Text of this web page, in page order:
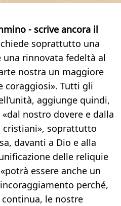
- scrive ancora il
soprattutto una
rinnovata fedeltà al
nostra un maggiore
coraggiosi». Tutti gli
aggiunge quindi,
nostro dovere e dalla
soprattutto
davanti a Dio e alla
delle reliquie
essere anche un
perché,
le nostre